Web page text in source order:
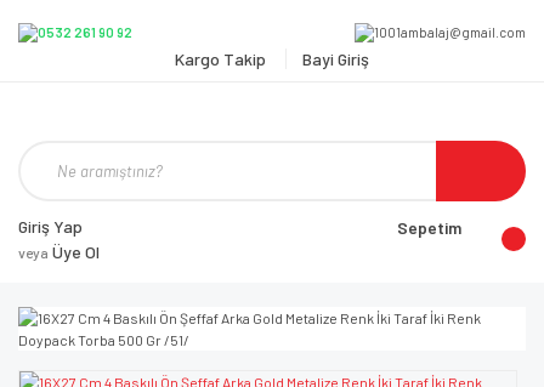
Kargo Takip Bayi Giriş
Giriş Yap
veya Üye Ol
Sepetim